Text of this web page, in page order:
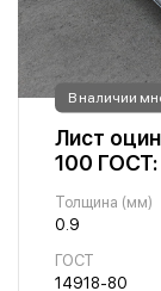
В наличии
Лист
100
Толщина (мм)
0.9
ГОСТ
14918-80